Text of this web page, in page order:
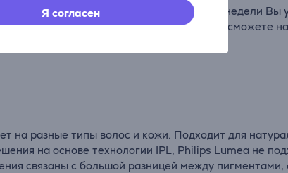
Я согласен
меньше. После первых 4 сеансов раз в 2 недели Вы
4 недели. После 8 таких процедур Вы сможете
на разные типы волос и кожи. Подходит для
на основе технологии IPL, Philips Lumea не
связаны с большой разницей между